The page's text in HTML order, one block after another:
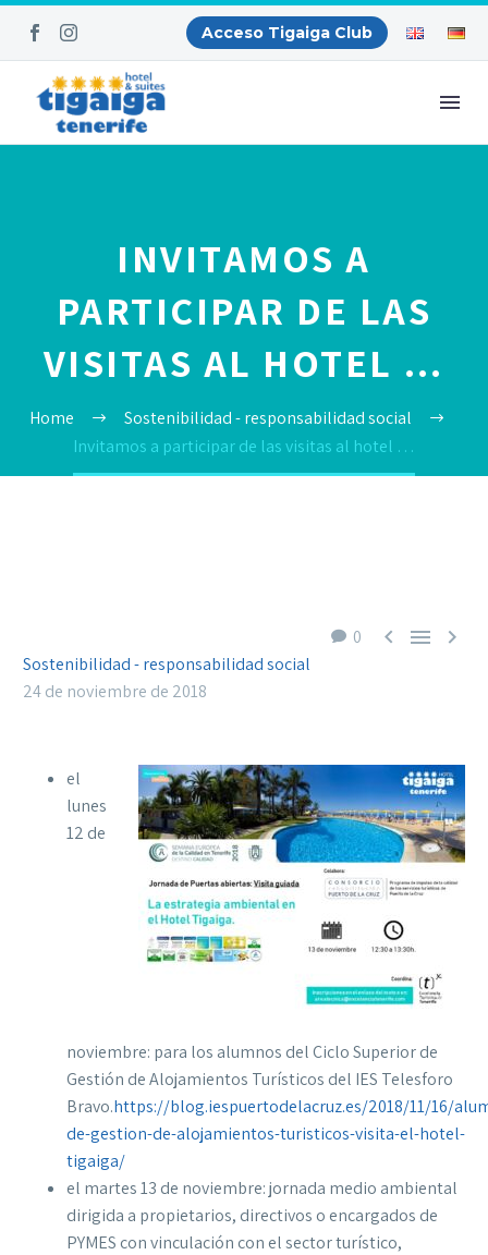
Acceso Tigaiga Club
INVITAMOS A
PARTICIPAR DE LAS
VISITAS AL HOTEL …
Home
Sostenibilidad - responsabilidad social
Invitamos a participar de las visitas al hotel …
0   
Sostenibilidad - responsabilidad social
24 de noviembre de 2018
el
lunes
12 de
noviembre: para los alumnos del Ciclo Superior de
Gestión de Alojamientos Turísticos del IES Telesforo
Bravo.https://blog.iespuertodelacruz.es/2018/11/16/
de-gestion-de-alojamientos-turisticos-visita-el-hotel-
tigaiga/
el martes 13 de noviembre: jornada medio ambiental
dirigida a propietarios, directivos o encargados de
PYMES con vinculación con el sector turístico,